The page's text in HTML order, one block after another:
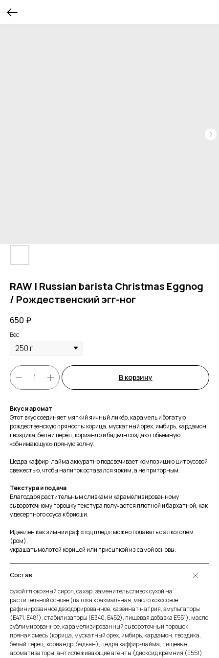
RAW | Russian barista Christmas Eggnog
/ Рождественский эгг-ног
650 ₽
Вес
В корзину
Вкус и аромат
Этот вкус соединяет мягкий яичный ликёр, карамель и богатую
рождественскую пряность: корица, мускатный орех, имбирь, кардамон,
гвоздика, белый перец, кориандр и бадьян создают объемную,
«обнимающую» пряную волну.
Цедра каффир-лайма аккуратно подсвечивает композицию цитрусовой
свежестью, чтобы напиток оставался ярким, а не приторным.
Текстура и подача
Благодаря растительным сливкам и карамелизированному
сывороточному порошку текстура получается плотной и бархатной, как
у десертного соуса к бриоши.
Идеален как зимний раф «под плед»: можно подавать с алкоголем
(ром),
украшать молотой корицей или присыпкой из самой основы.
Состав
сухой глюкозный сироп, сахар, заменитель сливок сухой на
растительной основе (патока крахмальная, масло кокосовое
рафинированное дезодорированное, казеинат натрия, эмульгаторы
(E471, E481), стабилизаторы (E340, E452), пищевая добавка E551), масло
сублимированное, карамелизированный сывороточный порошок,
пряная смесь (корица, мускатный орех, имбирь, кардамон, гвоздика,
белый перец, кориандр, бадьян), цедра каффир-лайма, пищевые
ароматизаторы, антислеживающие агенты (диоксид кремния (E551),